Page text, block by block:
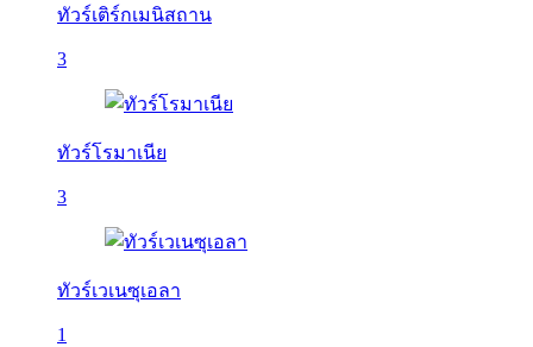
ทัวร์เติร์กเมนิสถาน
3
ทัวร์โรมาเนีย
3
ทัวร์เวเนซุเอลา
1